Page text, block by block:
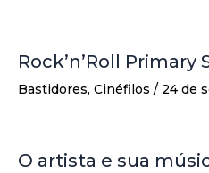
Rock’n’Roll Primary
Bastidores, Cinéfilos / 24 de
O artista e sua